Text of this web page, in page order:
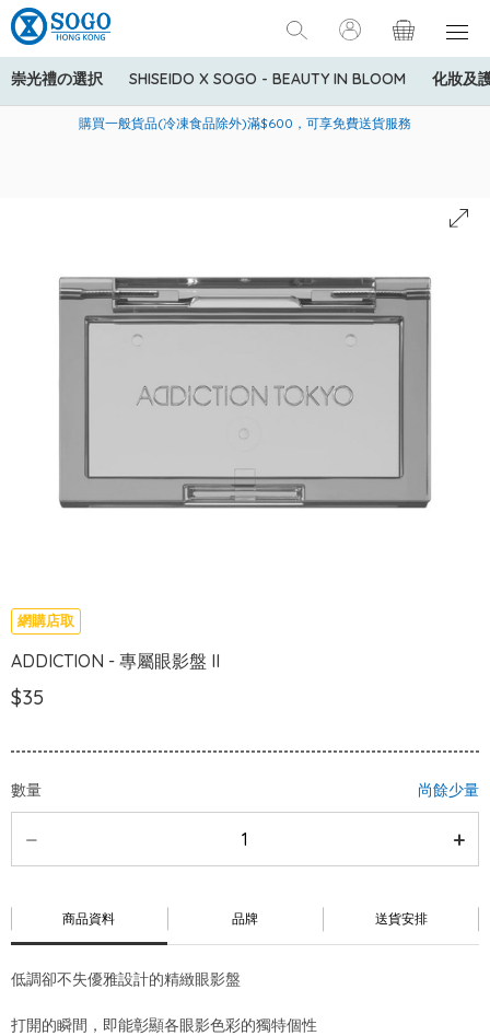
崇光禮の選択 SHISEIDO X SOGO - BEAUTY IN BLOOM 化妝及
美國運通Explorer®信用卡會員購物禮遇：高達5%簽賬回贈！
購買一般貨品(冷凍食品除外)滿$600，可享免費送貨服務
寄送中國內地服務只適用於指定商品，若訂單金額少於HK$600(折
網購店取
ADDICTION - 專屬眼影盤 II
$35
數量 尚餘少量
商品資料 品牌 送貨安排
低調卻不失優雅設計的精緻眼影盤
打開的瞬間，即能彰顯各眼影色彩的獨特個性